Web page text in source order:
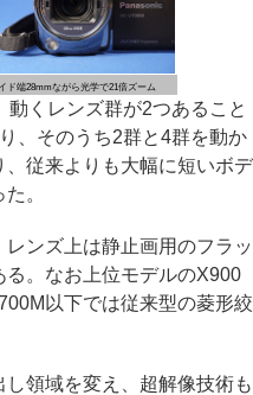
ド端28mmながら光学で21倍ズーム
くレンズ群が2つあること
、そのうち2群と4群を動か
従来よりも大幅に短いボデ
。
ンズ上は静止画用のフラッ
。なお上位モデルのX900
以下では従来型の菱形絞
領域を変え、超解像技術も